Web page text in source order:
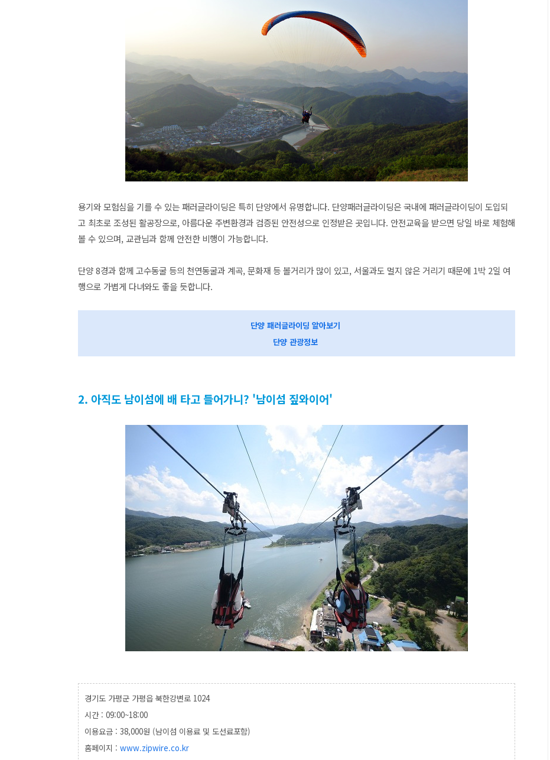
용기와 모험심을 기를 수 있는 패러글라이딩은 특히 단양에서 유명합니다. 단양패러글라이딩은 국내에 패러글라이딩이 도입되
고 최초로 조성된 활공장으로, 아름다운 주변환경과 검증된 안전성으로 인정받은 곳입니다. 안전교육을 받으면 당일 바로 체험해
볼 수 있으며, 교관님과 함께 안전한 비행이 가능합니다.
단양 8경과 함께 고수동굴 등의 천연동굴과 계곡, 문화재 등 볼거리가 많이 있고, 서울과도 멀지 않은 거리기 때문에 1박 2일 여
행으로 가볍게 다녀와도 좋을 듯합니다.
단양 패러글라이딩 알아보기
단양 관광정보
2. 아직도 남이섬에 배 타고 들어가니? '남이섬 짚와이어'
경기도 가평군 가평읍 북한강변로 1024
시간 : 09:00~18:00
이용요금 : 38,000원 (남이섬 이용료 및 도선료포함)
홈페이지 : www.zipwire.co.kr